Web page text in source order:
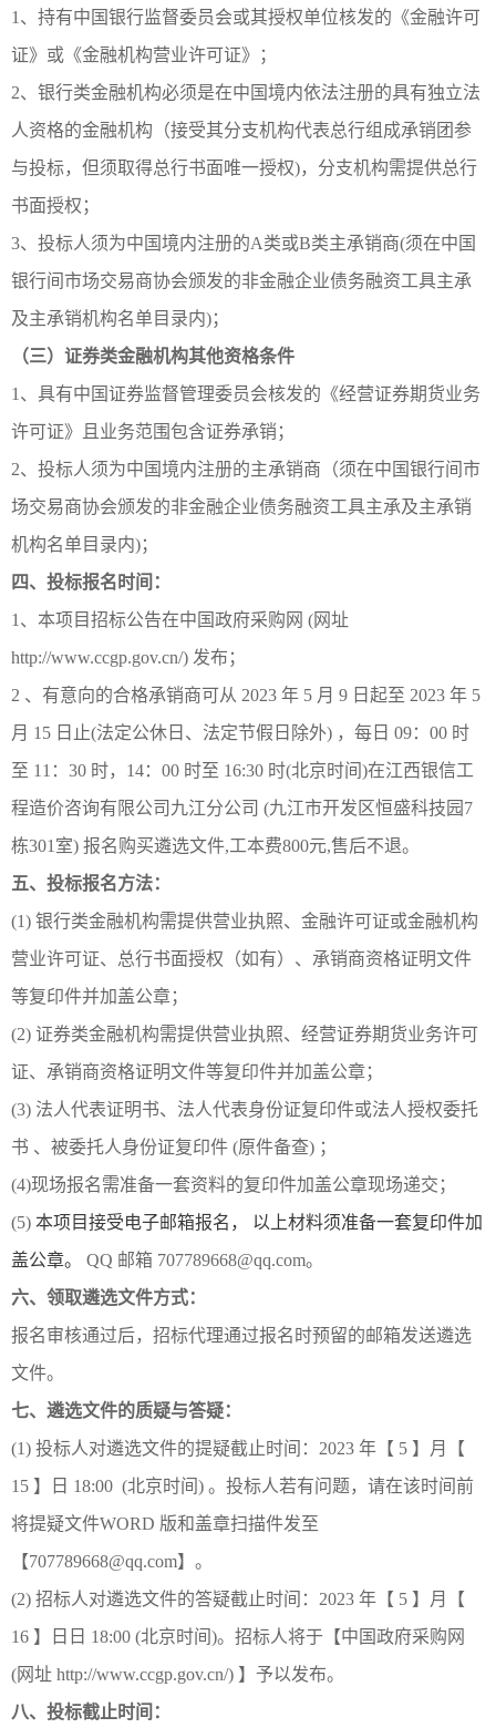
1、持有中国银行监督委员会或其授权单位核发的《金融许可
证》或《金融机构营业许可证》；
2、银行类金融机构必须是在中国境内依法注册的具有独立法
人资格的金融机构（接受其分支机构代表总行组成承销团参
与投标，但须取得总行书面唯一授权)，分支机构需提供总行
书面授权；
3、投标人须为中国境内注册的A类或B类主承销商(须在中国
银行间市场交易商协会颁发的非金融企业债务融资工具主承
及主承销机构名单目录内)；
（三）证券类金融机构其他资格条件
1、具有中国证券监督管理委员会核发的《经营证券期货业务
许可证》且业务范围包含证券承销；
2、投标人须为中国境内注册的主承销商（须在中国银行间市
场交易商协会颁发的非金融企业债务融资工具主承及主承销
机构名单目录内)；
四、投标报名时间：
1、本项目招标公告在中国政府采购网 (网址
http://www.ccgp.gov.cn/) 发布；
2 、有意向的合格承销商可从 2023 年 5 月 9 日起至 2023 年 5
月 15 日止(法定公休日、法定节假日除外) ，每日 09：00 时
至 11：30 时，14：00 时至 16:30 时(北京时间)在江西银信工
程造价咨询有限公司九江分公司 (九江市开发区恒盛科技园7
栋301室) 报名购买遴选文件,工本费800元,售后不退。
五、投标报名方法：
(1) 银行类金融机构需提供营业执照、金融许可证或金融机构
营业许可证、总行书面授权（如有）、承销商资格证明文件
等复印件并加盖公章；
(2) 证券类金融机构需提供营业执照、经营证券期货业务许可
证、承销商资格证明文件等复印件并加盖公章；
(3) 法人代表证明书、法人代表身份证复印件或法人授权委托
书 、被委托人身份证复印件 (原件备查) ；
(4)现场报名需准备一套资料的复印件加盖公章现场递交；
(5) 本项目接受电子邮箱报名， 以上材料须准备一套复印件加
盖公章。
QQ 邮箱 707789668@qq.com。
六、领取遴选文件方式：
报名审核通过后，招标代理通过报名时预留的邮箱发送遴选
文件。
七、遴选文件的质疑与答疑：
(1) 投标人对遴选文件的提疑截止时间：2023 年【 5 】月【
15 】日 18:00 (北京时间) 。投标人若有问题，请在该时间前
将提疑文件WORD 版和盖章扫描件发至
【707789668@qq.com】。
(2) 招标人对遴选文件的答疑截止时间：2023 年【 5 】月【
16 】日日 18:00 (北京时间)。招标人将于【中国政府采购网
(网址 http://www.ccgp.gov.cn/) 】予以发布。
八、投标截止时间：